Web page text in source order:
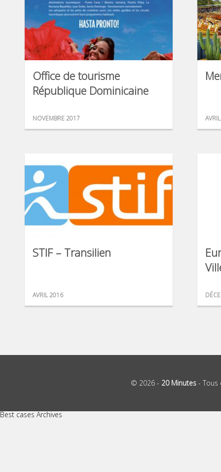
Office de tourisme
République Dominicaine
NOVEMBRE 2017
STIF – Transilien
AVRIL 2016
© 2026 - 20 Minutes -
Best cases Archives